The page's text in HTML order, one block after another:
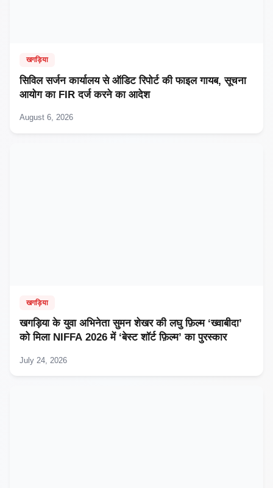
खगड़िया
सिविल सर्जन कार्यालय से ऑडिट रिपोर्ट की फाइल गायब, सूचना
आयोग का FIR दर्ज करने का आदेश
August 6, 2026
खगड़िया
खगड़िया के युवा अभिनेता सुमन शेखर की लघु फ़िल्म ‘ख्वाबीदा’
को मिला NIFFA 2026 में ‘बेस्ट शॉर्ट फ़िल्म’ का पुरस्कार
July 24, 2026